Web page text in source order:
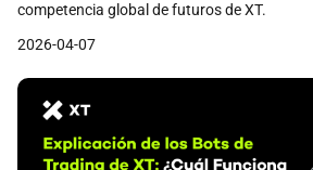
competencia global de futuros de XT.
2026-04-07